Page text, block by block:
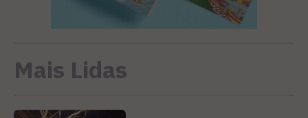
Mais Lidas